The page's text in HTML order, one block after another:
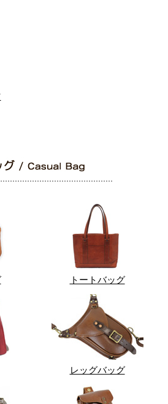
トートバッグ
レッグバッグ